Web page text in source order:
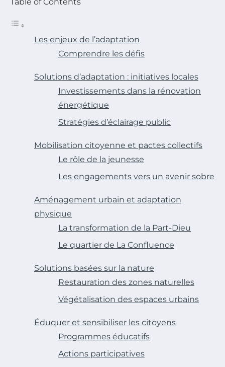
Les enjeux de l’adaptation
Comprendre les défis
Solutions d’adaptation : initiatives locales
Investissements dans la rénovation
énergétique
Stratégies d’éclairage public
Mobilisation citoyenne et pactes collectifs
Le rôle de la jeunesse
Les engagements vers un avenir sobre
Aménagement urbain et adaptation
physique
La transformation de la Part-Dieu
Le quartier de La Confluence
Solutions basées sur la nature
Restauration des zones naturelles
Végétalisation des espaces urbains
Éduquer et sensibiliser les citoyens
Programmes éducatifs
Actions participatives